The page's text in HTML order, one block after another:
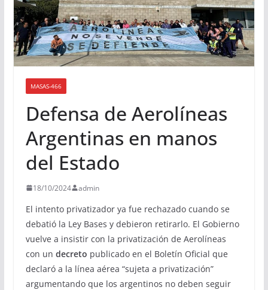
MASAS-466
Defensa de Aerolíneas
Argentinas en manos
del Estado
18/10/2024 admin
El intento privatizador ya fue rechazado cuando se
debatió la Ley Bases y debieron retirarlo. El Gobierno
vuelve a insistir con la privatización de Aerolíneas
con un decreto publicado en el Boletín Oficial que
declaró a la línea aérea “sujeta a privatización”
argumentando que los argentinos no deben seguir